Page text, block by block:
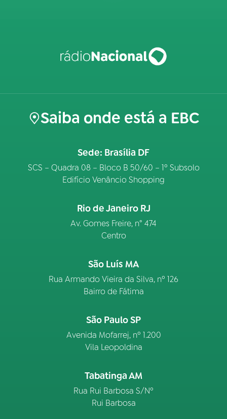
Saiba onde está a EBC
Sede: Brasília DF
SCS – Quadra 08 – Bloco B 50/60 – 1º Subsolo
Edifício Venâncio Shopping
Rio de Janeiro RJ
Av. Gomes Freire, n° 474
Centro
São Luís MA
Rua Armando Vieira da Silva, nº 126
Bairro de Fátima
São Paulo SP
Avenida Mofarrej, nº 1.200
Vila Leopoldina
Tabatinga AM
Rua Rui Barbosa S/Nº
Rui Barbosa